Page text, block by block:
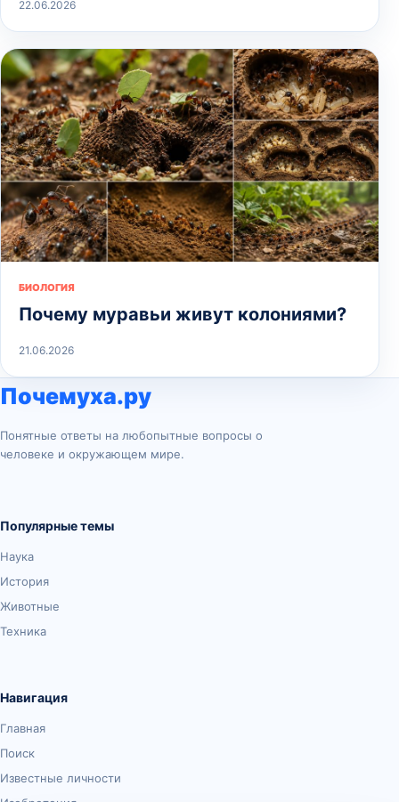
22.06.2026
БИОЛОГИЯ
Почему муравьи живут колониями?
21.06.2026
Почемуха.ру
Понятные ответы на любопытные вопросы о
человеке и окружающем мире.
Популярные темы
Наука
История
Животные
Техника
Навигация
Главная
Поиск
Известные личности